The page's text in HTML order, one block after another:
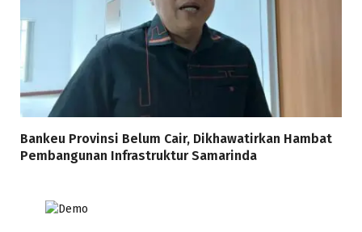
Bankeu Provinsi Belum Cair, Dikhawatirkan Hambat
Pembangunan Infrastruktur Samarinda